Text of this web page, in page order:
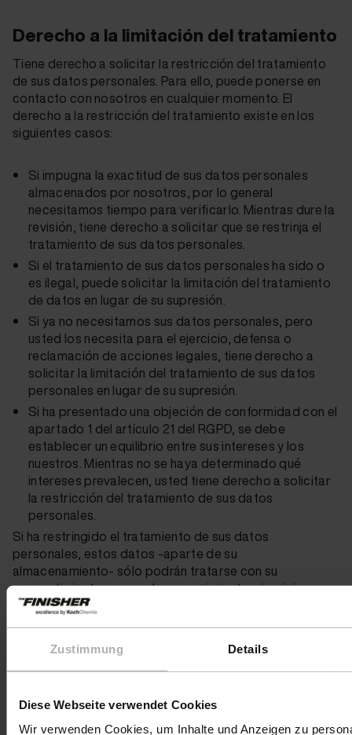
Zustimmung Details
Diese Webseite verwendet Cookies
Wir verwenden Cookies, um Inhalte und Anzeigen zu
Derecho a la limitación del tratamiento
Tiene derecho a solicitar la restricción del tratamiento
de sus datos personales. Para ello, puede ponerse en
contacto con nosotros en cualquier momento. El
derecho a la restricción del tratamiento existe en los
siguientes casos:
Si impugna la exactitud de sus datos personales
almacenados por nosotros, por lo general
necesitamos tiempo para verificarlo. Mientras dure la
revisión, tiene derecho a solicitar que se restrinja el
tratamiento de sus datos personales.
Si el tratamiento de sus datos personales ha sido o
es ilegal, puede solicitar la limitación del tratamiento
de datos en lugar de su supresión.
Si ya no necesitamos sus datos personales, pero
usted los necesita para el ejercicio, defensa o
reclamación de acciones legales, tiene derecho a
solicitar la limitación del tratamiento de sus datos
personales en lugar de su supresión.
Si ha presentado una objeción de conformidad con el
apartado 1 del artículo 21 del RGPD, se debe
establecer un equilibrio entre sus intereses y los
nuestros. Mientras no se haya determinado qué
intereses prevalecen, usted tiene derecho a solicitar
la restricción del tratamiento de sus datos
personales.
Si ha restringido el tratamiento de sus datos
personales, estos datos -aparte de su
almacenamiento- sólo podrán tratarse con su
consentimiento o para el reconocimiento, ejercicio o
defensa de un derecho en un procedimiento judicial o
para la protección de los derechos de otra persona
física o jurídica o por razones de interés público
importantes de la Unión Europea o de un Estado
miembro.
Encriptación SSL o TLS